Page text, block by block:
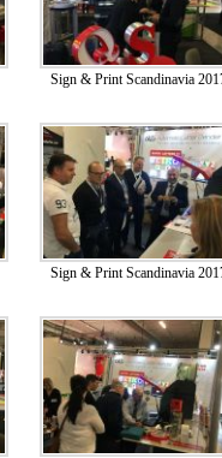
Sign & Print Scandinavia
Sign & Print Scandinavia